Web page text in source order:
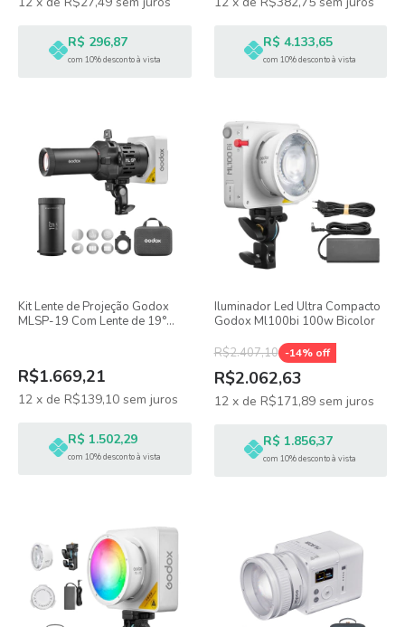
R$ 296,87
com 10% desconto à vista
R$ 4.133,65
com 10% desconto à vista
Kit Lente de Projeção Godox
MLSP-19 Com Lente de 19°
R$1.669,21
12 x de R$139,10 sem juros
R$ 1.502,29
com 10% desconto à vista
Iluminador Led Ultra Compacto
Godox Ml100bi 100w Bicolor
R$2.407,10 -14% off
R$2.062,63
12 x de R$171,89 sem juros
R$ 1.856,37
com 10% desconto à vista